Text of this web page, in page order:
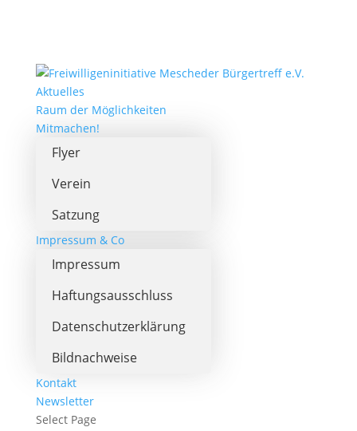
Aktuelles
Raum der Möglichkeiten
Mitmachen!
Flyer
Verein
Satzung
Impressum & Co
Impressum
Haftungsausschluss
Datenschutzerklärung
Bildnachweise
Kontakt
Newsletter
Select Page